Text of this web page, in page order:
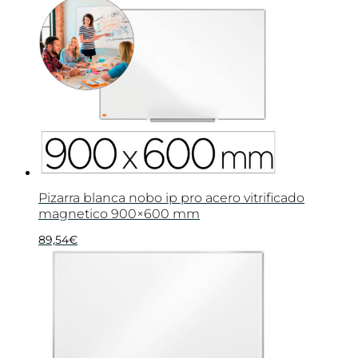
Pizarra blanca nobo ip pro acero vitrificado
magnetico 900×600 mm
89,54€